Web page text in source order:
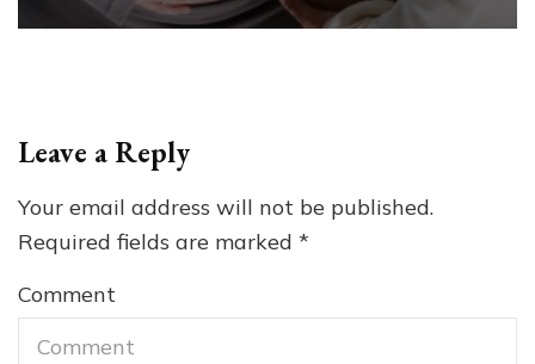
Leave a Reply
Your email address will not be published.
Required fields are marked *
Comment